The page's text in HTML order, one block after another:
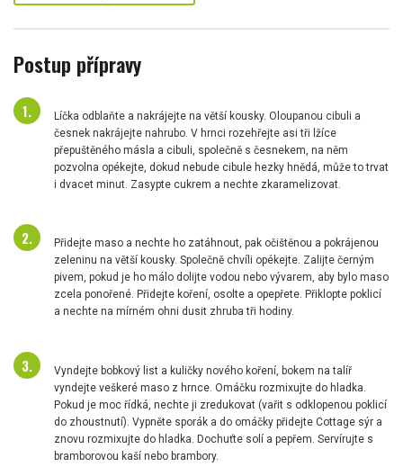
Postup přípravy
Líčka odblaňte a nakrájejte na větší kousky. Oloupanou cibuli a
česnek nakrájejte nahrubo. V hrnci rozehřejte asi tři lžíce
přepuštěného másla a cibuli, společně s česnekem, na něm
pozvolna opékejte, dokud nebude cibule hezky hnědá, může to trvat
i dvacet minut. Zasypte cukrem a nechte zkaramelizovat.
Přidejte maso a nechte ho zatáhnout, pak očištěnou a pokrájenou
zeleninu na větší kousky. Společně chvíli opékejte. Zalijte černým
pivem, pokud je ho málo dolijte vodou nebo vývarem, aby bylo maso
zcela ponořené. Přidejte koření, osolte a opepřete. Přiklopte poklicí
a nechte na mírném ohni dusit zhruba tři hodiny.
Vyndejte bobkový list a kuličky nového koření, bokem na talíř
vyndejte veškeré maso z hrnce. Omáčku rozmixujte do hladka.
Pokud je moc řídká, nechte ji zredukovat (vařit s odklopenou poklicí
do zhoustnutí). Vypněte sporák a do omáčky přidejte Cottage sýr a
znovu rozmixujte do hladka. Dochuťte solí a pepřem. Servírujte s
bramborovou kaší nebo brambory.